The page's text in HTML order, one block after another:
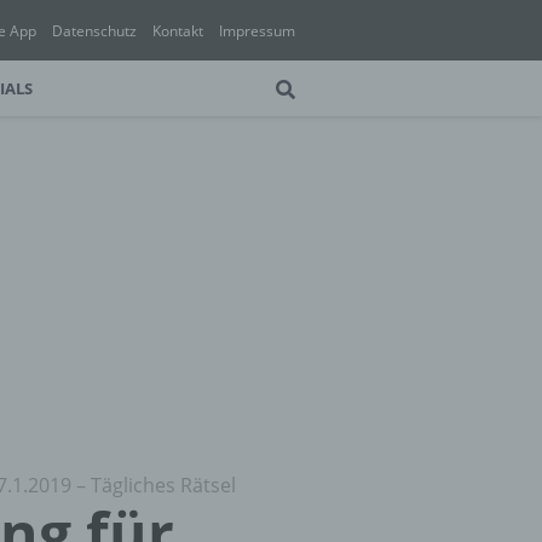
App Datenschutz Kontakt Impressum
– Tägliches Rätsel